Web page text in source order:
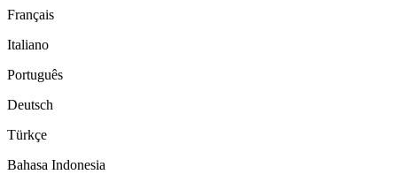
Français
Italiano
Português
Deutsch
Türkçe
Bahasa Indonesia